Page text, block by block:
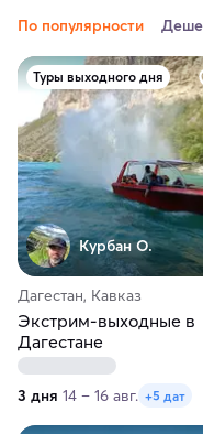
По популярности
Туры выходного дня
Курбан О.
Дагестан, Кавказ
Экстрим-выходные в
Дагестане
3 дня 14 – 16 авг. +5 дат